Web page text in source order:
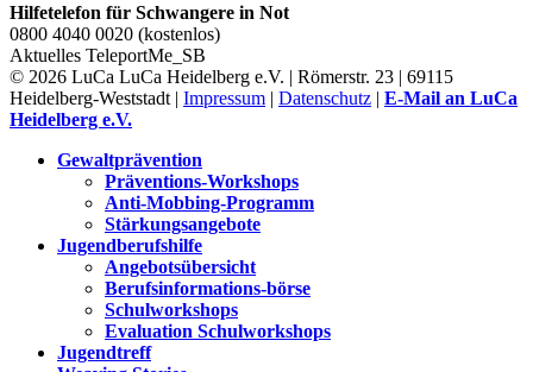
Hilfetelefon für Schwangere in Not
0800 4040 0020 (kostenlos)
Aktuelles TeleportMe_SB
© 2026 LuCa LuCa Heidelberg e.V. | Römerstr. 23 | 69115
Heidelberg-Weststadt | Impressum | Datenschutz | E-Mail an LuCa
Heidelberg e.V.
Gewaltprävention
Präventions-Workshops
Anti-Mobbing-Programm
Stärkungsangebote
Jugendberufshilfe
Angebotsübersicht
Berufsinformations-börse
Schulworkshops
Evaluation Schulworkshops
Jugendtreff